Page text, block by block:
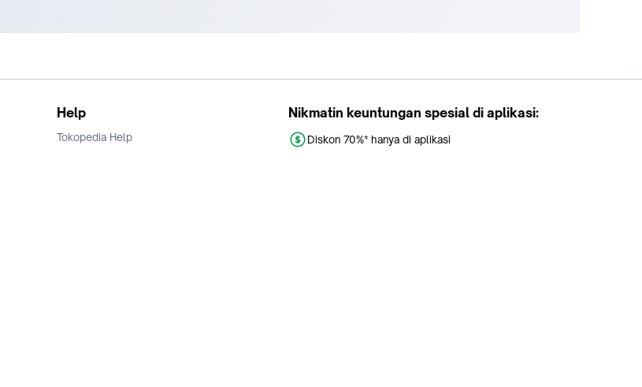
Help
Tokopedia Help
Nikmatin keuntungan spesial di aplikasi:
Diskon 70%* hanya di aplikasi